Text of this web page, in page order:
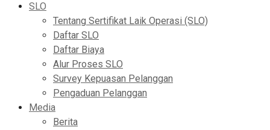
SLO
Tentang Sertifikat Laik Operasi (SLO)
Daftar SLO
Daftar Biaya
Alur Proses SLO
Survey Kepuasan Pelanggan
Pengaduan Pelanggan
Media
Berita